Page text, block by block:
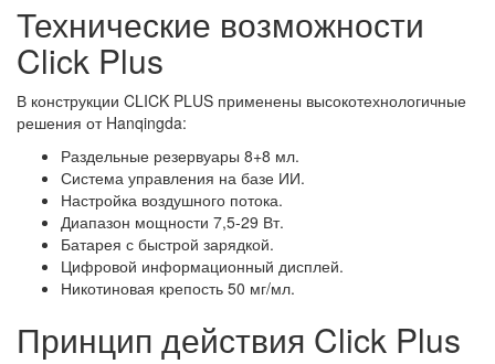
Технические возможности
Click Plus
В конструкции CLICK PLUS применены высокотехнологичные
решения от Hanqingda:
Раздельные резервуары 8+8 мл.
Система управления на базе ИИ.
Настройка воздушного потока.
Диапазон мощности 7,5-29 Вт.
Батарея с быстрой зарядкой.
Цифровой информационный дисплей.
Никотиновая крепость 50 мг/мл.
Принцип действия Click Plus